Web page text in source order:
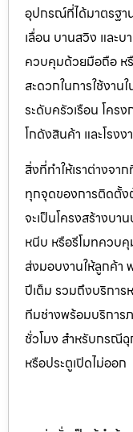
อุปกรณ์ที่ได้มาตรฐา
เลื่อน บานสวิง และบ
ควบคุมด้วยมือถือ ห
สะดวกในการใช้งา
ระดับครัวเรือน โคร
โกดังสินค้า และโรง
สิ่งที่ทำให้เราต่างจา
ทุกจุดของการติดตั้ง
จะเป็นโครงสร้างบา
หนีบ หรือรีโมทควบคุ
ส่งมอบงานให้ลูกค้า
ปีเต็ม รวมถึงบริการ
ทีมช่างพร้อมบริการ
ชั่วโมง สำหรับกรณี
หรือประตูเปิดไม่ออก